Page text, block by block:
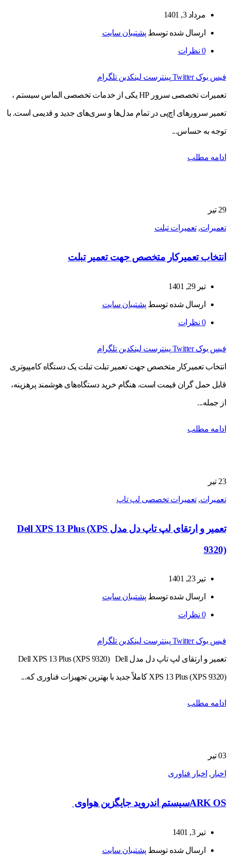
مرداد 3, 1401
ارسال شده توسط پشتیبان سایت
0 نظرات
فیس بوک Twitter پینترست لینکدین تلگرام
تعمیرات تخصصی سرور HP یکی از خدمات تخصصی الماس سیستم ،
تعمیر سرورهای اچ‌پی در تمام مدل‌ها و سری‌های جدید و قدیمی است. با
توجه به حساس...
ادامه مطلب
29 تیر
تعمیرات,تعمیرات تبلت
انتخاب تعمیرکار متخصص جهت تعمیر تبلت
تیر 29, 1401
ارسال شده توسط پشتیبان سایت
0 نظرات
فیس بوک Twitter پینترست لینکدین تلگرام
انتخاب تعمیرکار متخصص جهت تعمیر تبلت تبلت یک دستگاه کامپیوتری
قابل حمل گران قیمت است. هنگام خرید دستگاه‌های هوشمند پرهزینه،
از جمله...
ادامه مطلب
23 تیر
تعمیرات,تعمیرات تخصصی لپ تاپ
تعمیر و ارتقای لپ تاپ دل مدل Dell XPS 13 Plus (XPS
9320)
تیر 23, 1401
ارسال شده توسط پشتیبان سایت
0 نظرات
فیس بوک Twitter پینترست لینکدین تلگرام
تعمیر و ارتقای لپ تاپ دل مدل Dell XPS 13 Plus (XPS 9320) Dell
XPS 13 Plus (XPS 9320) کاملاً جدید با بهترین تجهیزات فناوری که...
ادامه مطلب
03 تیر
اخبار , اخبار فناوری
ARK OSسیستم اندروید جایگزین هواوی
تیر 3, 1401
ارسال شده توسط پشتیبان سایت